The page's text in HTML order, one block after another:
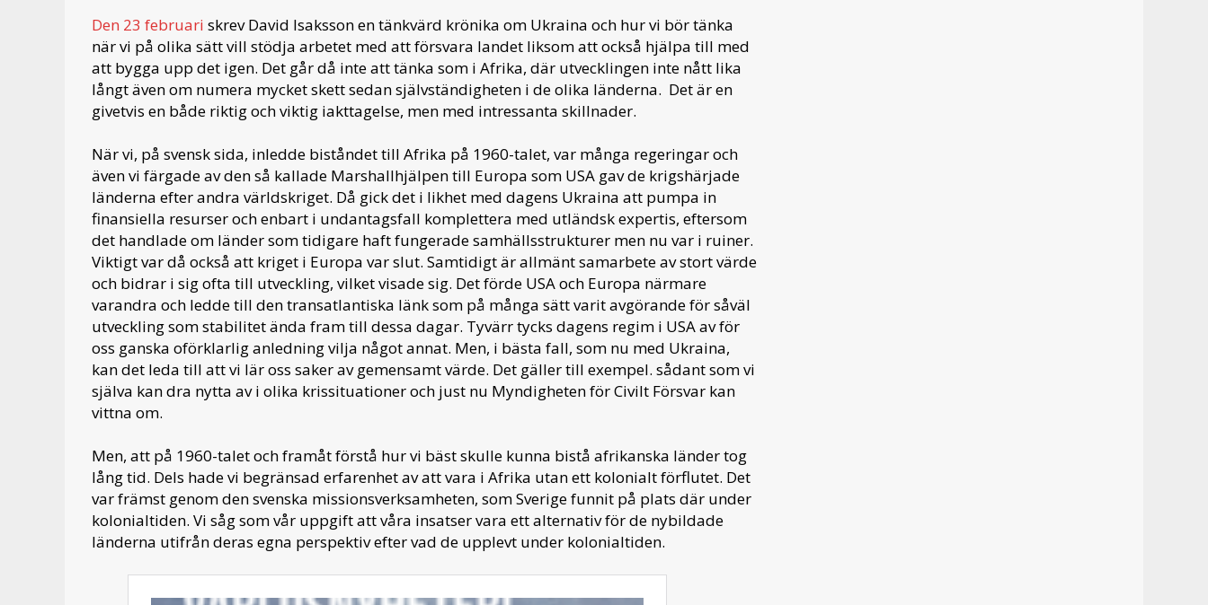
Den 23 februari skrev David Isaksson en tänkvärd krönika om Ukraina och hur vi bör tänka
när vi på olika sätt vill stödja arbetet med att försvara landet liksom att också hjälpa till med
att bygga upp det igen. Det går då inte att tänka som i Afrika, där utvecklingen inte nått lika
långt även om numera mycket skett sedan självständigheten i de olika länderna. Det är en
givetvis en både riktig och viktig iakttagelse, men med intressanta skillnader.
När vi, på svensk sida, inledde biståndet till Afrika på 1960-talet, var många regeringar och
även vi färgade av den så kallade Marshallhjälpen till Europa som USA gav de krigshärjade
länderna efter andra världskriget. Då gick det i likhet med dagens Ukraina att pumpa in
finansiella resurser och enbart i undantagsfall komplettera med utländsk expertis, eftersom
det handlade om länder som tidigare haft fungerade samhällsstrukturer men nu var i ruiner.
Viktigt var då också att kriget i Europa var slut. Samtidigt är allmänt samarbete av stort värde
och bidrar i sig ofta till utveckling, vilket visade sig. Det förde USA och Europa närmare
varandra och ledde till den transatlantiska länk som på många sätt varit avgörande för såväl
utveckling som stabilitet ända fram till dessa dagar. Tyvärr tycks dagens regim i USA av för
oss ganska oförklarlig anledning vilja något annat. Men, i bästa fall, som nu med Ukraina,
kan det leda till att vi lär oss saker av gemensamt värde. Det gäller till exempel. sådant som vi
själva kan dra nytta av i olika krissituationer och just nu Myndigheten för Civilt Försvar kan
vittna om.
Men, att på 1960-talet och framåt förstå hur vi bäst skulle kunna bistå afrikanska länder tog
lång tid. Dels hade vi begränsad erfarenhet av att vara i Afrika utan ett kolonialt förflutet. Det
var främst genom den svenska missionsverksamheten, som Sverige funnit på plats där under
kolonialtiden. Vi såg som vår uppgift att våra insatser vara ett alternativ för de nybildade
länderna utifrån deras egna perspektiv efter vad de upplevt under kolonialtiden.